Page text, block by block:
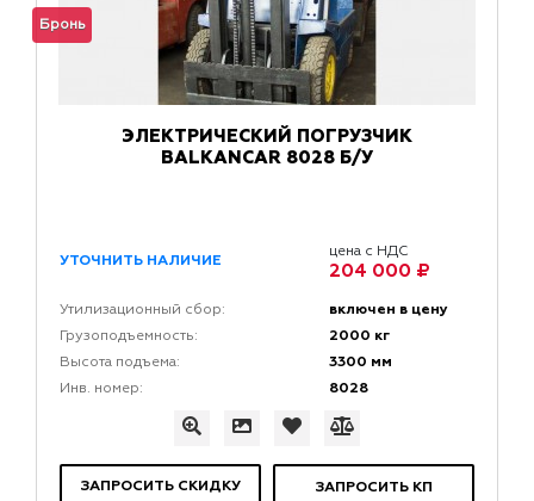
Бронь
ЭЛЕКТРИЧЕСКИЙ ПОГРУЗЧИК
BALKANCAR 8028 Б/У
УТОЧНИТЬ НАЛИЧИЕ
цена с НДС
204 000 ₽
Утилизационный сбор: включен в цену
Грузоподъемность: 2000 кг
Высота подъема: 3300 мм
Инв. номер: 8028
ЗАПРОСИТЬ СКИДКУ ЗАПРОСИТЬ КП